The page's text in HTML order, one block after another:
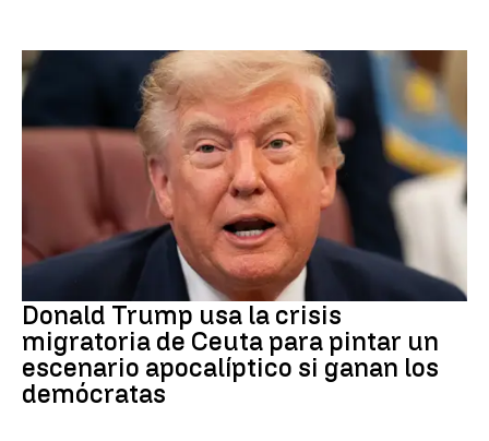
Donald Trump usa la crisis
migratoria de Ceuta para pintar un
escenario apocalíptico si ganan los
demócratas